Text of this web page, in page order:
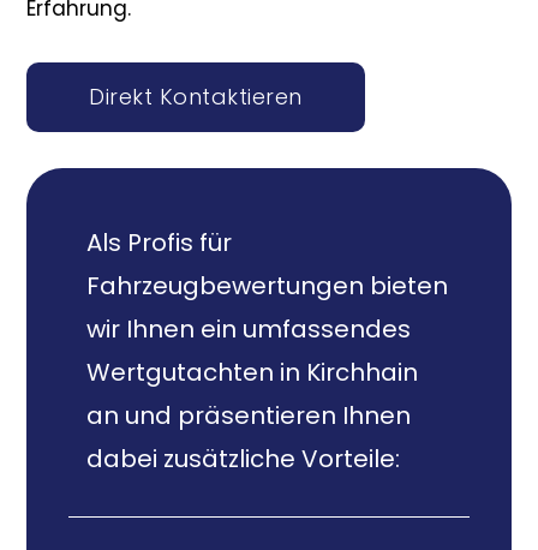
Erfahrung.
Direkt Kontaktieren
Als Profis für
Fahrzeugbewertungen bieten
wir Ihnen ein umfassendes
Wertgutachten in Kirchhain
an und präsentieren Ihnen
dabei zusätzliche Vorteile: